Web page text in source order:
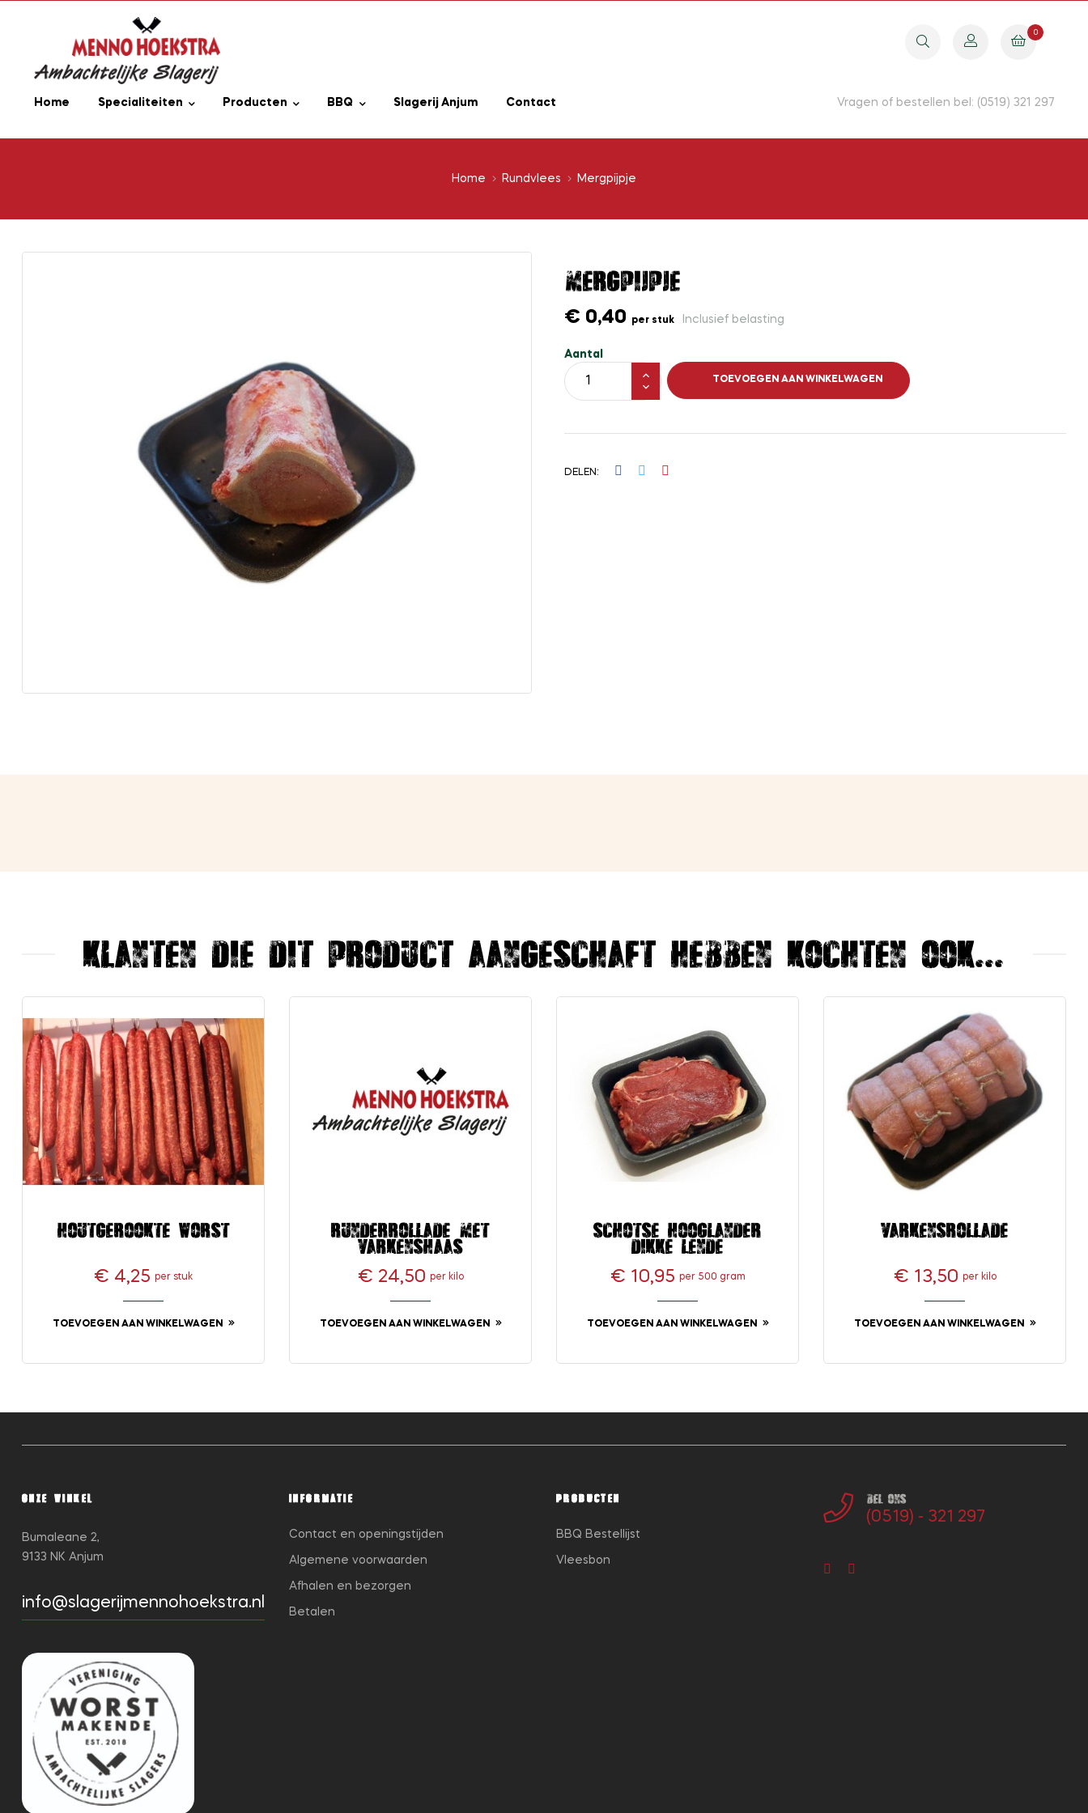
0
Home Specialiteiten Producten BBQ Slagerij Anjum Contact Vragen of bestellen bel: (0519) 321 297
Home Rundvlees Mergpijpje
Mergpijpje
€ 0,40 per stuk Inclusief belasting
Aantal
TOEVOEGEN AAN WINKELWAGEN
DELEN
Klanten die dit product aangeschaft hebben kochten ook...
Houtgerookte worst
Prijs
€ 4,25 per stuk
TOEVOEGEN AAN WINKELWAGEN
Runderrollade met
varkenshaas
Prijs
€ 24,50 per kilo
TOEVOEGEN AAN WINKELWAGEN
Schotse hooglander
dikke lende
Prijs
€ 10,95 per 500 gram
TOEVOEGEN AAN WINKELWAGEN
Varkensrollade
Prijs
€ 13,50 per kilo
TOEVOEGEN AAN WINKELWAGEN
ONZE WINKEL
Bumaleane 2,
9133 NK Anjum
info@slagerijmennohoekstra.nl
INFORMATIE
Contact en openingstijden
Algemene voorwaarden
Afhalen en bezorgen
Betalen
PRODUCTEN
BBQ Bestellijst
Vleesbon
Bel ons
(0519) - 321 297